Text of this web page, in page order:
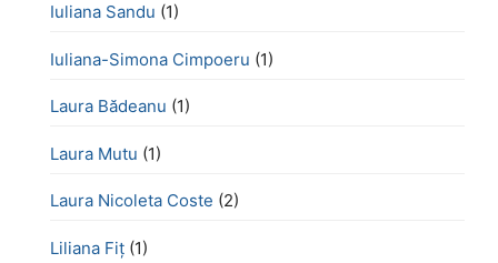
Iuliana Sandu (1)
Iuliana-Simona Cimpoeru (1)
Laura Bădeanu (1)
Laura Mutu (1)
Laura Nicoleta Coste (2)
Liliana Fiț (1)